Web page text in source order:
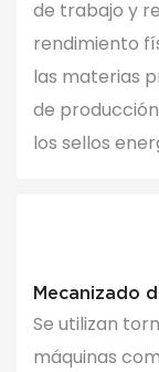
de trabajo y
rendimiento
las materias
de
los sellos
Mecanizado
Se utilizan
máquinas